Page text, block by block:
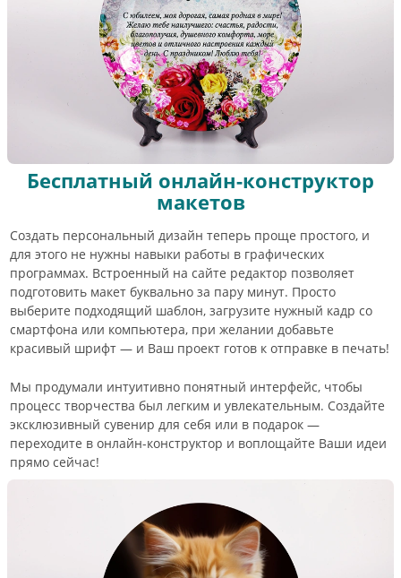
Бесплатный онлайн-конструктор
макетов
Создать персональный дизайн теперь проще простого, и
для этого не нужны навыки работы в графических
программах. Встроенный на сайте редактор позволяет
подготовить макет буквально за пару минут. Просто
выберите подходящий шаблон, загрузите нужный кадр со
смартфона или компьютера, при желании добавьте
красивый шрифт — и Ваш проект готов к отправке в печать!
Мы продумали интуитивно понятный интерфейс, чтобы
процесс творчества был легким и увлекательным. Создайте
эксклюзивный сувенир для себя или в подарок —
переходите в онлайн-конструктор и воплощайте Ваши идеи
прямо сейчас!